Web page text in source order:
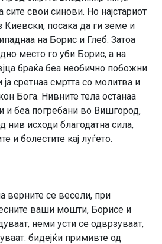
свои синови. Но најстариот
Киевски, посака да ги земе и
на Борис и Глеб. Затоа
место го уби Борис, а на
браќа беа необично побожни
сретнаа смртта со молитва и
Бога. Нивните тела останаа
и беа погребани во Вишгород,
нив исходи благодатна сила,
и болестите кај луѓето.
верните се весели, при
ваши мошти, Борисе и
неми усти се одврзуваат,
бидејќи примивте од